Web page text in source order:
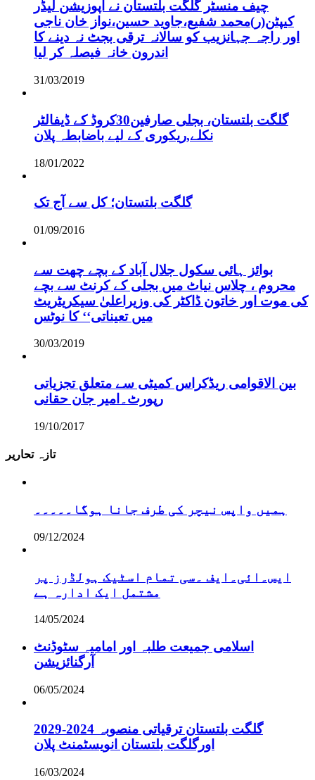
چیف منسٹر گلگت بلتستان نے اپوزیشن لیڈر
کیپٹن(ر)محمد شفیع،جاوید حسین،نواز خان ناجی
اور راجہ جہانزیب کو سالانہ ترقی بجٹ نہ دینے کا
اندرون خانہ فیصلہ کر لیا
31/03/2019
گلگت بلتستان، بجلی صارفین30کروڈ کے ڈیفالٹر
نکلے,ریکوری کے لیے باضابطہ پلان
18/01/2022
گلگت بلتستان؛ کل سے آج تک
01/09/2016
بوائز ہائی سکول جلال آباد کے بچے چھت سے
محروم ، چلاس نیاٹ میں بجلی کے کرنٹ سے بچے
کی موت اور خاتون ڈاکٹر کی وزیراعلیٰ سیکریٹریٹ
میں تعیناتی‘‘ کا نوٹس
30/03/2019
بین الاقوامی ریڈکراس کمیٹی سے متعلق تجزیاتی
رپورٹ۔امیر جان حقانی
19/10/2017
تازہ تحاریر
ہمیں واپس نیچر کی طرف جانا ہوگا۔۔۔۔۔
09/12/2024
ایس۔ائی۔ایف ۔سی تمام اسٹیک ہولڈرز پر
مشتمل ایک ادارہ ہے
14/05/2024
اسلامی جمیعت طلبہ اور امامیہ سٹوڈنٹ
آرگنائزیشن
06/05/2024
گلگت بلتستان ترقیاتی منصوبہ 2024-2029
اورگلگت بلتستان انویسٹمنٹ پلان
16/03/2024